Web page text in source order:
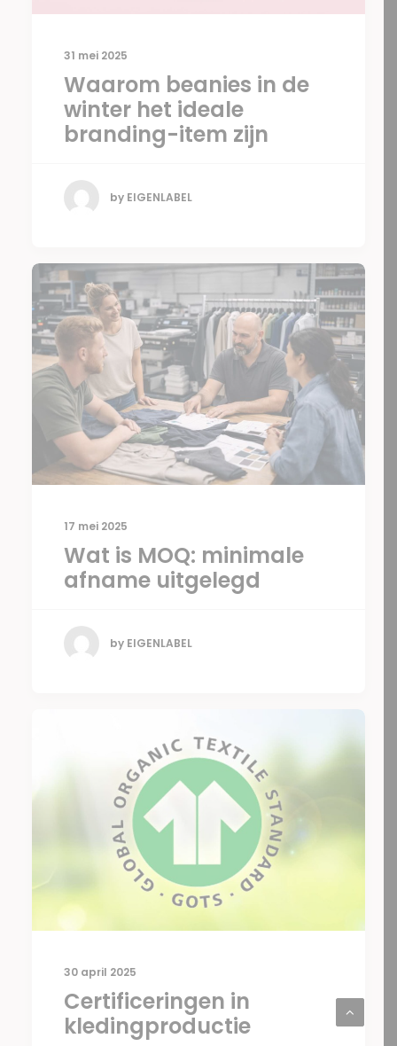
31 mei 2025
Waarom beanies in de
winter het ideale
branding-item zijn
by EIGENLABEL
17 mei 2025
Wat is MOQ: minimale
afname uitgelegd
by EIGENLABEL
30 april 2025
Certificeringen in
kledingproductie